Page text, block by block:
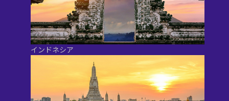
インドネシア